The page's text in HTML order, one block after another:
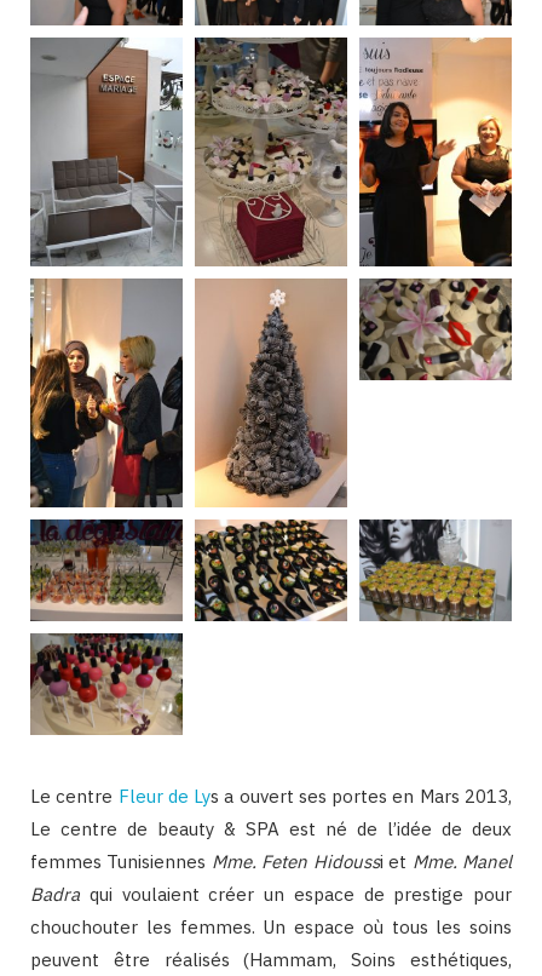
Le centre Fleur de Lys a ouvert ses portes en Mars 2013,
Le centre de beauty & SPA est né de l’idée de deux
femmes Tunisiennes Mme. Feten Hidoussi et Mme. Manel
Badra qui voulaient créer un espace de prestige pour
chouchouter les femmes. Un espace où tous les soins
peuvent être réalisés (Hammam, Soins esthétiques,